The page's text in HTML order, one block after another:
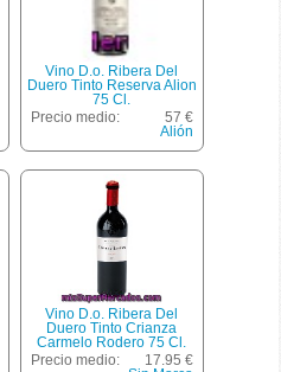
Vino D.o. Ribera Del
Duero Tinto Reserva Alion
75 Cl.
Precio medio:
57 €
Alión
Vino D.o. Ribera Del
Duero Tinto Crianza
Carmelo Rodero 75 Cl.
Precio medio:
17.95 €